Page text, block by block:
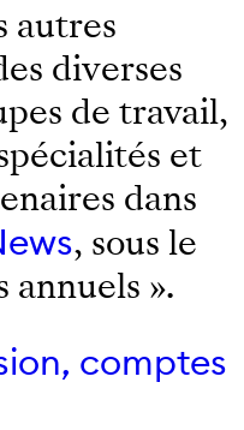
autres
diverses
de travail,
et
dans
, sous le
».
comptes